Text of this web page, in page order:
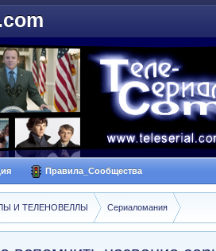
Правила_Сообщества
И ТЕЛЕНОВЕЛЛЫ Сериаломания